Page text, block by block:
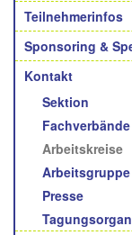
Teilnehmerinfos
Sponsoring &
Kontakt
Sektion
Fachverbände
Arbeitskreise
Arbeitsgruppe
Presse